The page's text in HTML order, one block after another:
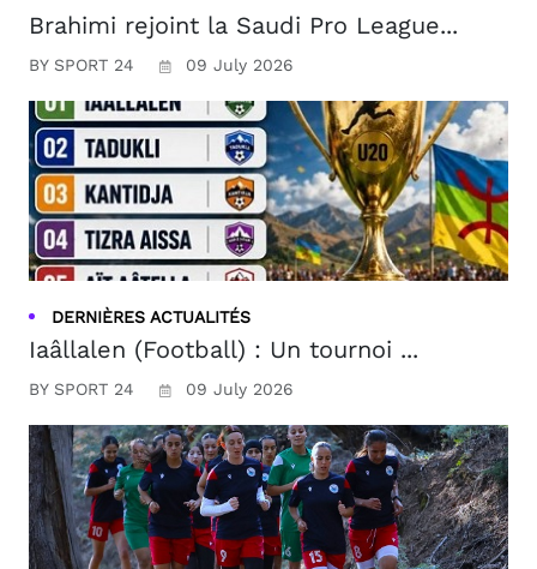
Brahimi rejoint la Saudi Pro League...
BY SPORT 24 09 July 2026
DERNIÈRES ACTUALITÉS
Iaâllalen (Football) : Un tournoi ...
BY SPORT 24 09 July 2026